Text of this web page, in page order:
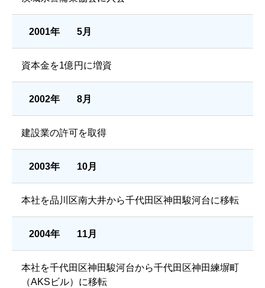
2001年 5月
資本金を1億円に増資
2002年 8月
建設業の許可を取得
2003年 10月
本社を品川区南大井から千代田区神田駿河台に移転
2004年 11月
本社を千代田区神田駿河台から千代田区神田練塀町
（AKSビル）に移転